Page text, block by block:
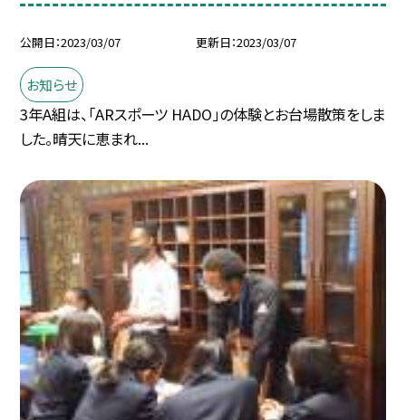
公開日 2023/03/07 更新日 2023/03/07
お知らせ
3年A組は、「ARスポーツ HADO」の体験とお台場散策をしま
した。晴天に恵まれ...